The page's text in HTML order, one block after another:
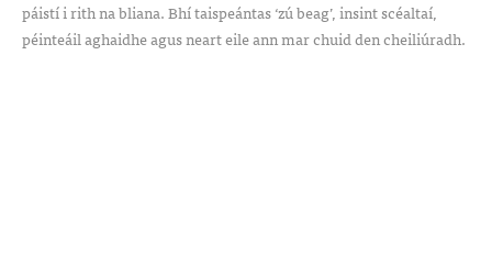
páistí i rith na bliana. Bhí taispeántas ‘zú beag’, insint scéaltaí,
péinteáil aghaidhe agus neart eile ann mar chuid den cheiliúradh.